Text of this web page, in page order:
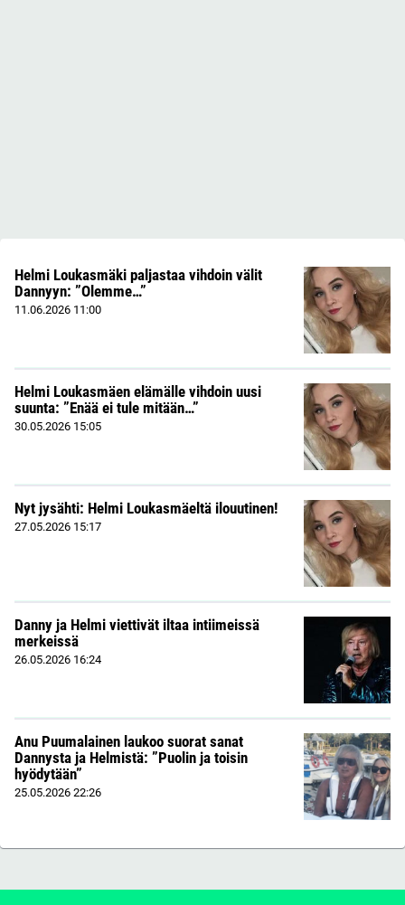
Helmi Loukasmäki paljastaa vihdoin välit
Dannyyn: ”Olemme…”
11.06.2026 11:00
Helmi Loukasmäen elämälle vihdoin uusi
suunta: ”Enää ei tule mitään…”
30.05.2026 15:05
Nyt jysähti: Helmi Loukasmäeltä ilouutinen!
27.05.2026 15:17
Danny ja Helmi viettivät iltaa intiimeissä
merkeissä
26.05.2026 16:24
Anu Puumalainen laukoo suorat sanat
Dannysta ja Helmistä: ”Puolin ja toisin
hyödytään”
25.05.2026 22:26